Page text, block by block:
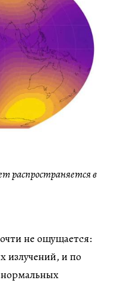
распространяется в
не ощущается:
излучений, и по